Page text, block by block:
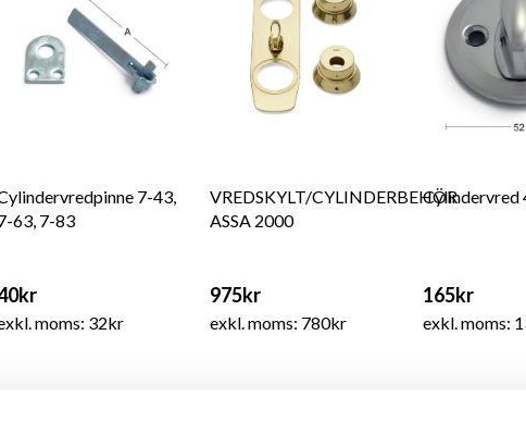
7-43,
63, 7-83
moms: 32kr
VREDSKYLT/CYLINDERBEHÖR
ASSA 2000
975kr
exkl. moms: 780kr
Cylindervred
165kr
exkl. moms: